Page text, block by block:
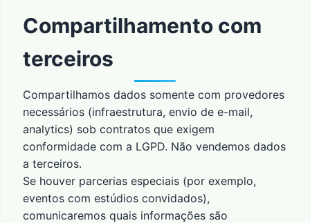
Compartilhamento com
terceiros
Compartilhamos dados somente com provedores
necessários (infraestrutura, envio de e-mail,
analytics) sob contratos que exigem
conformidade com a LGPD. Não vendemos dados
a terceiros.
Se houver parcerias especiais (por exemplo,
eventos com estúdios convidados),
comunicaremos quais informações são